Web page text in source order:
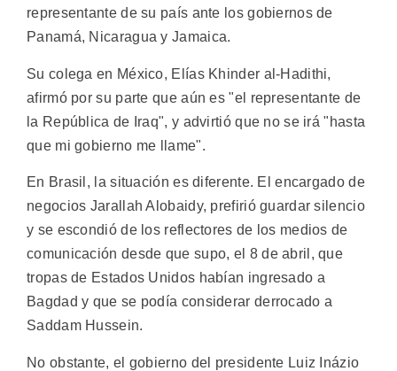
representante de su país ante los gobiernos de
Panamá, Nicaragua y Jamaica.
Su colega en México, Elías Khinder al-Hadithi,
afirmó por su parte que aún es "el representante de
la República de Iraq", y advirtió que no se irá "hasta
que mi gobierno me llame".
En Brasil, la situación es diferente. El encargado de
negocios Jarallah Alobaidy, prefirió guardar silencio
y se escondió de los reflectores de los medios de
comunicación desde que supo, el 8 de abril, que
tropas de Estados Unidos habían ingresado a
Bagdad y que se podía considerar derrocado a
Saddam Hussein.
No obstante, el gobierno del presidente Luiz Inázio